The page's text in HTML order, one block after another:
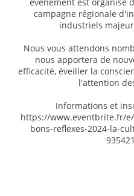
campagne régionale
industriels
Nous vous attendons
nous apportera de
efficacité, éveiller la
l'attention
Informations et
https://www.eventbrite.fr/
bons-reflexes-2024-la-